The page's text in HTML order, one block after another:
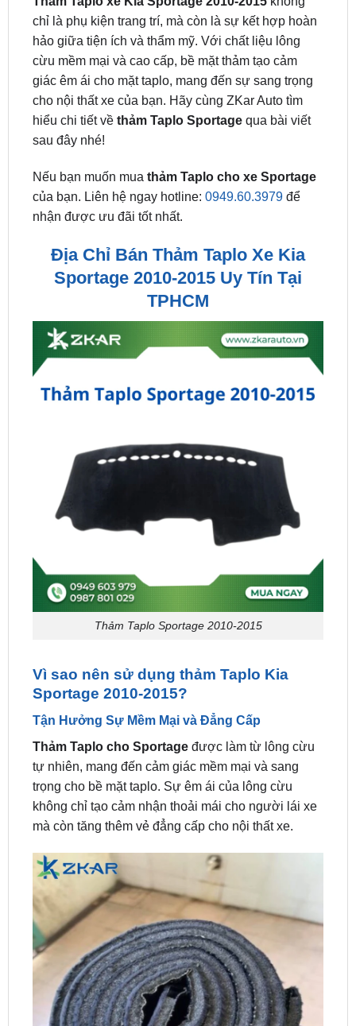
cừu mềm mại và cao cấp, bề mặt thảm tạo cảm
giác êm ái cho mặt taplo, mang đến sự sang trọng
cho nội thất xe của bạn. Hãy cùng ZKar Auto tìm
hiểu chi tiết về thảm Taplo Sportagequa bài viết
sau đây nhé!
Nếu bạn muốn mua
nhận được ưu đãi tốt nhất.
Địa Chỉ Bán Thảm Taplo Xe Kia
TPHCM
Thảm Taplo Sportage 2010-2015
Vì sao nên sử dụng thảm Taplo Kia
Tận Hưởng Sự Mềm Mại và Đẳng Cấp
Thảm Taplo cho Sportage
tự nhiên, mang đến cảm giác mềm mại và sang
trọng cho bề mặt taplo. Sự êm ái của lông cừu
không chỉ tạo cảm nhận thoải mái cho người lái xe
mà còn tăng thêm vẻ đẳng cấp cho nội thất xe.